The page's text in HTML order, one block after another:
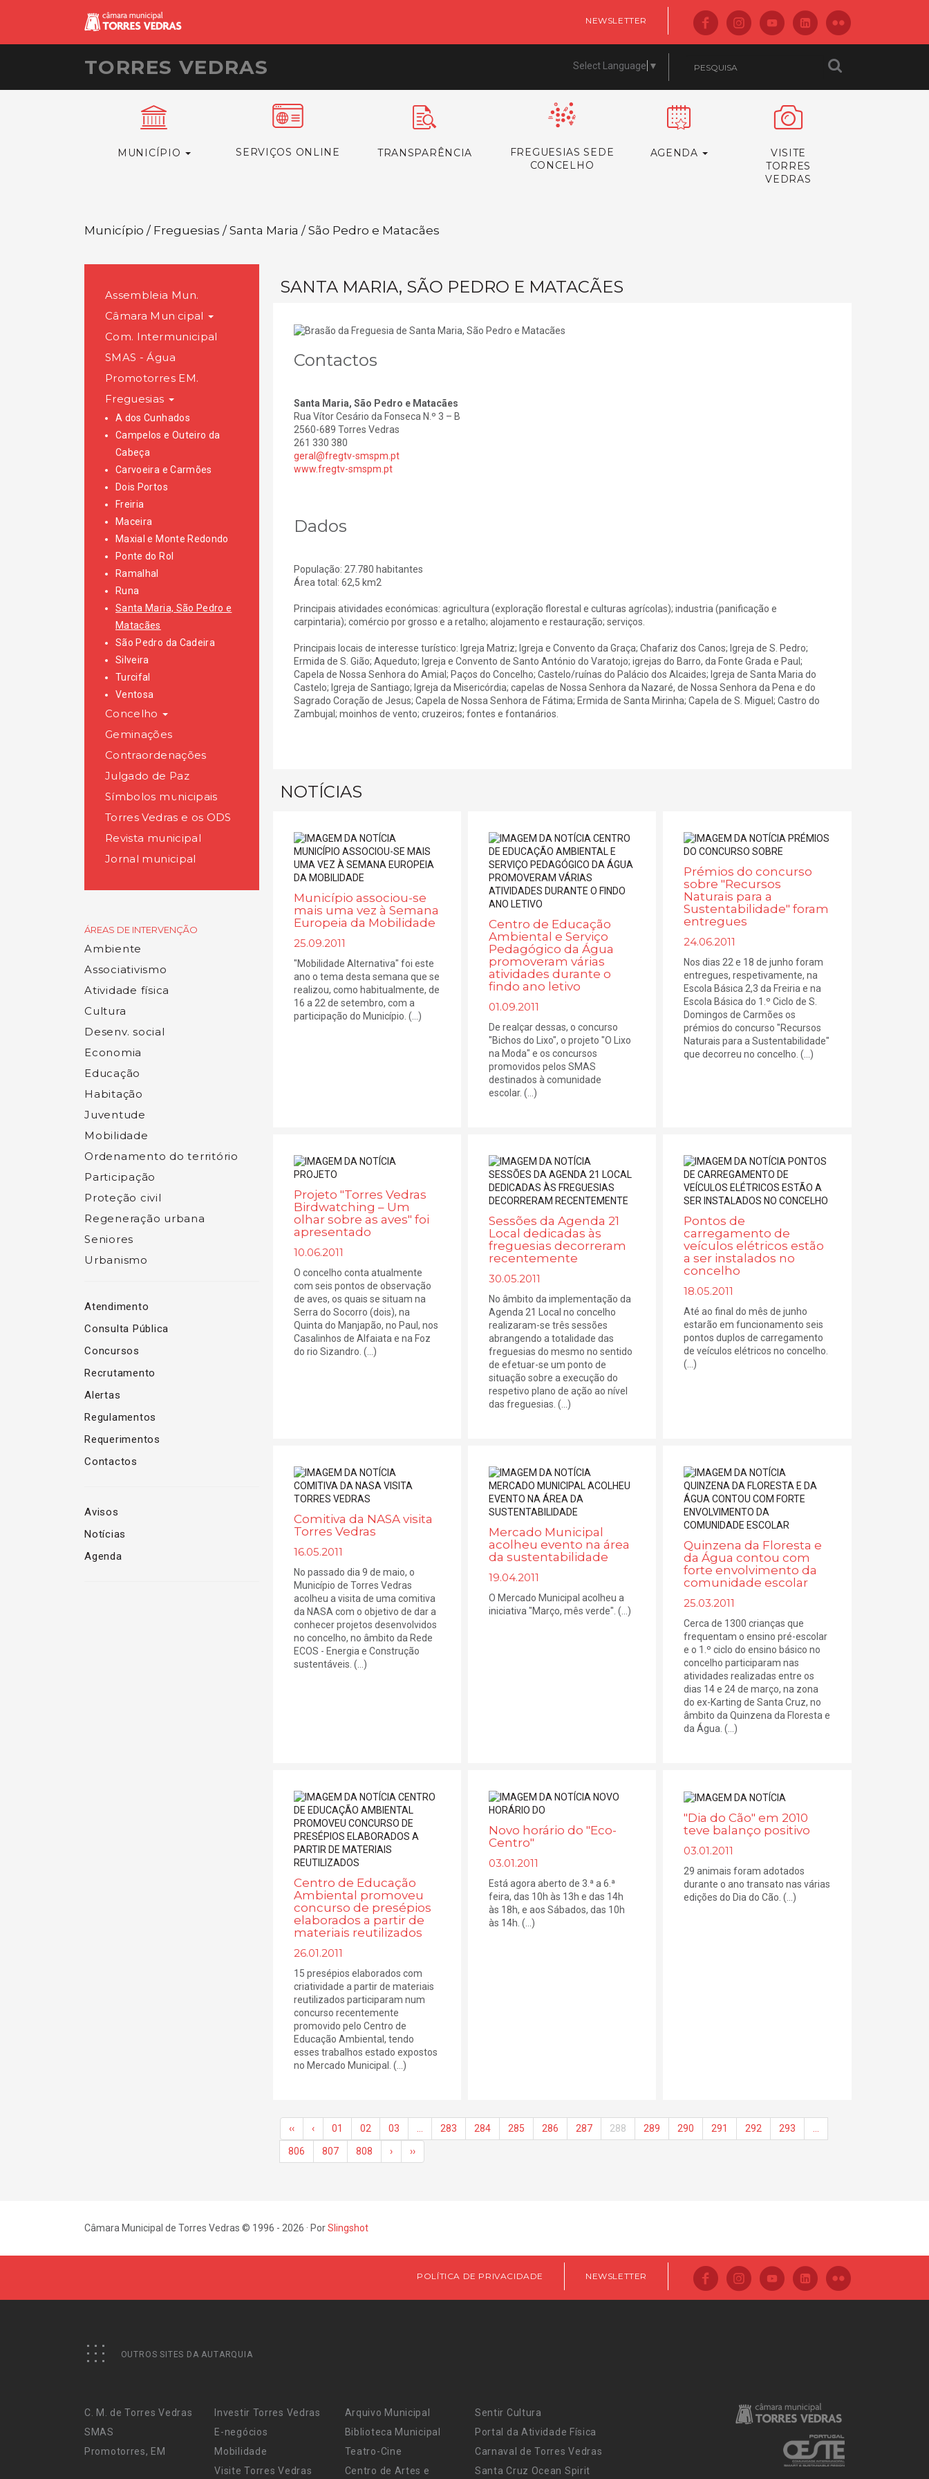
NEWSLETTER
TORRES VEDRAS Select Language ▼
MUNICÍPIO SERVIÇOS ONLINE TRANSPARÊNCIA
FREGUESIAS SEDE
CONCELHO
AGENDA
VISITE
TORRES
VEDRAS
Município / Freguesias / Santa Maria / São Pedro e Matacães
Assembleia Mun.
Câmara Municipal
Com. Intermunicipal
SMAS - Água
Promotorres EM.
Freguesias
A dos Cunhados
Campelos e Outeiro da
Cabeça
Carvoeira e Carmões
Dois Portos
Freiria
Maceira
Maxial e Monte Redondo
Ponte do Rol
Ramalhal
Runa
Santa Maria, São Pedro e
Matacães
São Pedro da Cadeira
Silveira
Turcifal
Ventosa
Concelho
Geminações
Contraordenações
Julgado de Paz
Símbolos municipais
Torres Vedras e os ODS
Revista municipal
Jornal municipal
ÁREAS DE INTERVENÇÃO
Ambiente
Associativismo
Atividade física
Cultura
Desenv. social
Economia
Educação
Habitação
Juventude
Mobilidade
Ordenamento do território
Participação
Proteção civil
Regeneração urbana
Seniores
Urbanismo
Atendimento
Consulta Pública
Concursos
Recrutamento
Alertas
Regulamentos
Requerimentos
Contactos
Avisos
Notícias
Agenda
SANTA MARIA, SÃO PEDRO E MATACÃES
Contactos
Santa Maria, São Pedro e Matacães
Rua Vítor Cesário da Fonseca N.º 3 – B
2560-689 Torres Vedras
261 330 380
geral@fregtv-smspm.pt
www.fregtv-smspm.pt
Dados
População: 27.780 habitantes
Área total: 62,5 km2
Principais atividades económicas: agricultura (exploração florestal e culturas agrícolas); industria (panificação e
carpintaria); comércio por grosso e a retalho; alojamento e restauração; serviços.
Principais locais de interesse turístico: Igreja Matriz; Igreja e Convento da Graça; Chafariz dos Canos; Igreja de S. Pedro;
Ermida de S. Gião; Aqueduto; Igreja e Convento de Santo António do Varatojo; igrejas do Barro, da Fonte Grada e Paul;
Capela de Nossa Senhora do Amial; Paços do Concelho; Castelo/ruínas do Palácio dos Alcaides; Igreja de Santa Maria do
Castelo; Igreja de Santiago; Igreja da Misericórdia; capelas de Nossa Senhora da Nazaré, de Nossa Senhora da Pena e do
Sagrado Coração de Jesus; Capela de Nossa Senhora de Fátima; Ermida de Santa Mirinha; Capela de S. Miguel; Castro do
Zambujal; moinhos de vento; cruzeiros; fontes e fontanários.
NOTÍCIAS
Município associou-se
mais uma vez à Semana
Europeia da Mobilidade
25.09.2011
"Mobilidade Alternativa" foi este
ano o tema desta semana que se
realizou, como habitualmente, de
16 a 22 de setembro, com a
participação do Município. (...)
Centro de Educação
Ambiental e Serviço
Pedagógico da Água
promoveram várias
atividades durante o
findo ano letivo
01.09.2011
De realçar dessas, o concurso
"Bichos do Lixo", o projeto "O Lixo
na Moda" e os concursos
promovidos pelos SMAS
destinados à comunidade
escolar. (...)
Prémios do concurso
sobre "Recursos
Naturais para a
Sustentabilidade" foram
entregues
24.06.2011
Nos dias 22 e 18 de junho foram
entregues, respetivamente, na
Escola Básica 2,3 da Freiria e na
Escola Básica do 1.º Ciclo de S.
Domingos de Carmões os
prémios do concurso "Recursos
Naturais para a Sustentabilidade"
que decorreu no concelho. (...)
Projeto "Torres Vedras
Birdwatching – Um
olhar sobre as aves" foi
apresentado
10.06.2011
O concelho conta atualmente
com seis pontos de observação
de aves, os quais se situam na
Serra do Socorro (dois), na
Quinta do Manjapão, no Paul, nos
Casalinhos de Alfaiata e na Foz
do rio Sizandro. (...)
Sessões da Agenda 21
Local dedicadas às
freguesias decorreram
recentemente
30.05.2011
No âmbito da implementação da
Agenda 21 Local no concelho
realizaram-se três sessões
abrangendo a totalidade das
freguesias do mesmo no sentido
de efetuar-se um ponto de
situação sobre a execução do
respetivo plano de ação ao nível
das freguesias. (...)
Pontos de
carregamento de
veículos elétricos estão
a ser instalados no
concelho
18.05.2011
Até ao final do mês de junho
estarão em funcionamento seis
pontos duplos de carregamento
de veículos elétricos no concelho.
(...)
Comitiva da NASA visita
Torres Vedras
16.05.2011
No passado dia 9 de maio, o
Município de Torres Vedras
acolheu a visita de uma comitiva
da NASA com o objetivo de dar a
conhecer projetos desenvolvidos
no concelho, no âmbito da Rede
ECOS - Energia e Construção
sustentáveis. (...)
Mercado Municipal
acolheu evento na área
da sustentabilidade
19.04.2011
O Mercado Municipal acolheu a
iniciativa "Março, mês verde". (...)
Quinzena da Floresta e
da Água contou com
forte envolvimento da
comunidade escolar
25.03.2011
Cerca de 1300 crianças que
frequentam o ensino pré-escolar
e o 1.º ciclo do ensino básico no
concelho participaram nas
atividades realizadas entre os
dias 14 e 24 de março, na zona
do ex-Karting de Santa Cruz, no
âmbito da Quinzena da Floresta e
da Água. (...)
Centro de Educação
Ambiental promoveu
concurso de presépios
elaborados a partir de
materiais reutilizados
26.01.2011
15 presépios elaborados com
criatividade a partir de materiais
reutilizados participaram num
concurso recentemente
promovido pelo Centro de
Educação Ambiental, tendo
esses trabalhos estado expostos
no Mercado Municipal. (...)
Novo horário do "Eco-
Centro"
03.01.2011
Está agora aberto de 3.ª a 6.ª
feira, das 10h às 13h e das 14h
às 18h, e aos Sábados, das 10h
às 14h. (...)
"Dia do Cão" em 2010
teve balanço positivo
03.01.2011
29 animais foram adotados
durante o ano transato nas várias
edições do Dia do Cão. (...)
‹‹ ‹ 01 02 03 283 284 285 286 287 288 289 290 291 292 293
806 807 808 › ››
Câmara Municipal de Torres Vedras © 1996 - 2026 · PorSlingshot
POLÍTICA DE PRIVACIDADE NEWSLETTER
OUTROS SITES DA AUTARQUIA
C. M. de Torres Vedras
SMAS
Promotorres, EM
Investir Torres Vedras
E-negócios
Mobilidade
Visite Torres Vedras
Arquivo Municipal
Biblioteca Municipal
Teatro-Cine
Centro de Artes e
Sentir Cultura
Portal da Atividade Física
Carnaval de Torres Vedras
Santa Cruz Ocean Spirit